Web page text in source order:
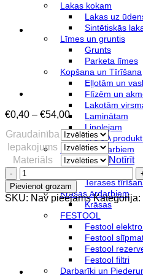
Lakas kokam
Lakas uz
Sintētiskās
Līmes un gruntis
Grunts
Parketa līmes
Kopšana un Tīrīšana
Eļļotām un
Flīzēm un
Lakotām
Laminātam
Linolejam
WOCA
Produkti ārdarbiem
Eļļas
Terases
Krāsas ārdarbiem
Krāsas
FESTOOL
Festool
Festool
Festool
Festool filtri
Darbarīki un
€0,40 – €54,00Price
range:
€0,40
through
€54,00
Graudainība
Iepakojums
Materiāls
Notīrīt
Velcro
disks
125mm
daudzums
Pievienot grozam
SKU: Nav pieejams Kategorija: